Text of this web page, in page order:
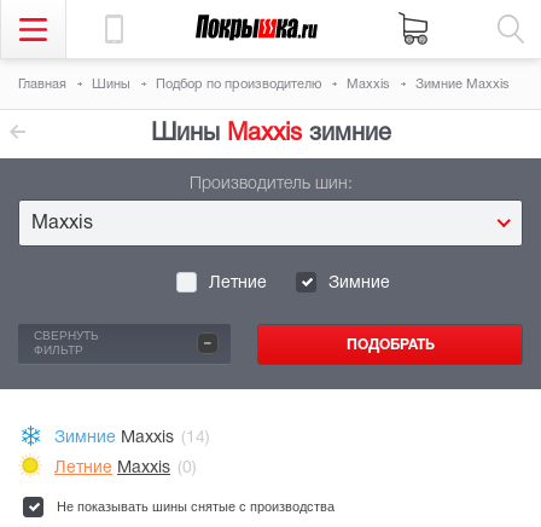
Главная Шины Подбор по производителю Maxxis Зимние Maxxis
Шины Maxxisзимние
Производитель шин:
Maxxis
Летние Зимние
СВЕРНУТЬ
ФИЛЬТР
-
Зимние Maxxis (14)
Летние Maxxis (0)
Не показывать шины снятые с производства